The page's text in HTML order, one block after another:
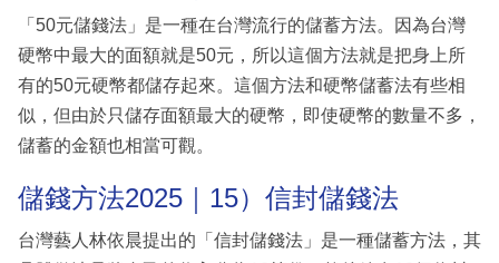
「50元儲錢法」是一種在台灣流行的儲蓄方法。因為台灣
硬幣中最大的面額就是50元，所以這個方法就是把身上所
有的50元硬幣都儲存起來。這個方法和硬幣儲蓄法有些相
似，但由於只儲存面額最大的硬幣，即使硬幣的數量不多，
儲蓄的金額也相當可觀。
儲錢方法2025｜15）信封儲錢法
台灣藝人林依晨提出的「信封儲錢法」是一種儲蓄方法，其